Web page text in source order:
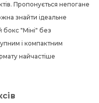
Пропонується непогане
знайти ідеальне
бокс "Міні" без
і компактним
найчастіше